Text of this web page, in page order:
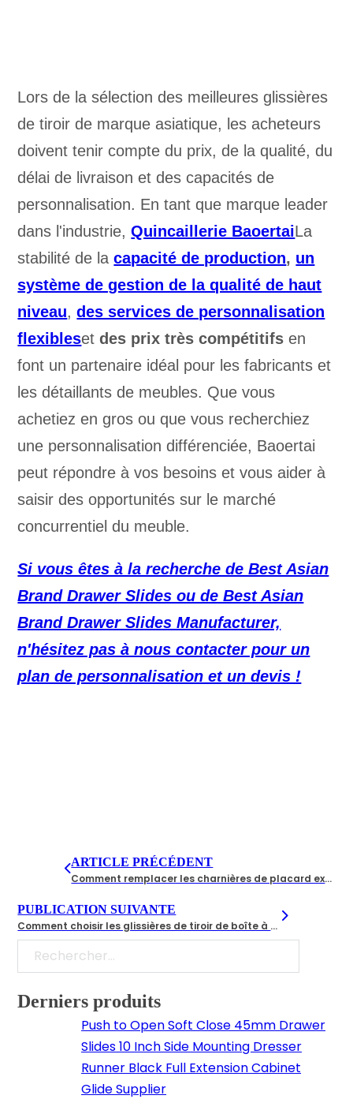
Lors de la sélection des meilleures glissières
de tiroir de marque asiatique, les acheteurs
doivent tenir compte du prix, de la qualité, du
délai de livraison et des capacités de
personnalisation. En tant que marque leader
dans l'industrie,Quincaillerie BaoertaiLa
stabilité de lacapacité de production, un
système de gestion de la qualité de haut
niveau,des services de personnalisation
flexiblesetdes prix très compétitifs en
font un partenaire idéal pour les fabricants et
les détaillants de meubles. Que vous
achetiez en gros ou que vous recherchiez
une personnalisation différenciée, Baoertai
peut répondre à vos besoins et vous aider à
saisir des opportunités sur le marché
concurrentiel du meuble.
Si vous êtes à la recherche de Best Asian
Brand Drawer Slides ou de Best Asian
Brand Drawer Slides Manufacturer,
n'hésitez pas à nous contacter pour un
plan de personnalisation et un devis !
ARTICLE PRÉCÉDENT
Comment remplacer les charnières de placard exposées par des charnières cachées？A Step-by-Step Guide
PUBLICATION SUIVANTE
Comment choisir les glissières de tiroir de boîte à outils adaptées à votre entreprise ?
Rechercher
Derniers produits
Push to Open Soft Close 45mm Drawer
Slides 10 Inch Side Mounting Dresser
Runner Black Full Extension Cabinet
Glide Supplier